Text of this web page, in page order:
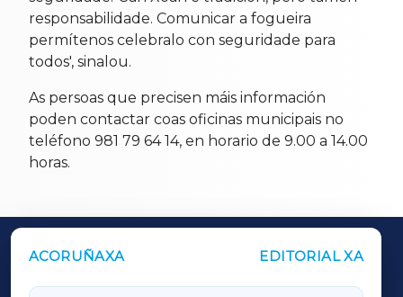
responsabilidade. Comunicar a fogueira
permítenos celebralo con seguridade para
todos', sinalou.
As persoas que precisen máis información
poden contactar coas oficinas municipais no
teléfono 981 79 64 14, en horario de 9.00 a 14.00
horas.
ACORUÑAXA EDITORIAL XA
OUTROS PERIÓDICOS